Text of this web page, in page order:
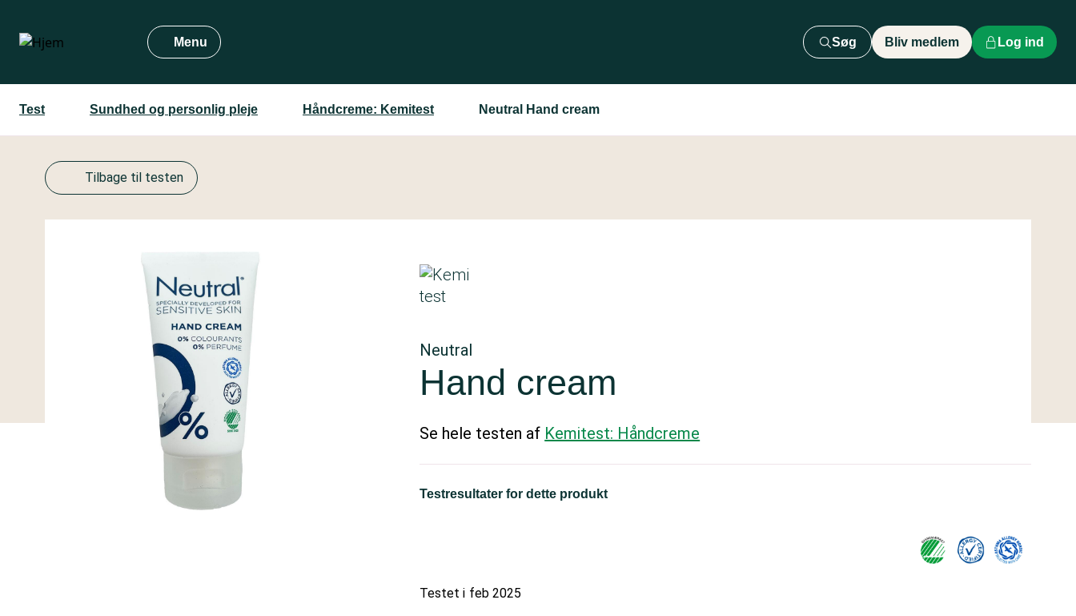
hovedindhold
Menu Søg Bliv medlem Log ind
Test Sundhed og personlig pleje Håndcreme: Kemitest Neutral Hand cream
Tilbage til testen
Neutral
Hand cream
Se hele testen af Kemitest: Håndcreme
Testresultater for dette produkt
Testet i feb 2025